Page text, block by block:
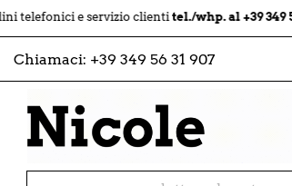
e servizio clientitel./whp. al +39 349 56 31 907
Chiamaci: +39 349 56 31 907